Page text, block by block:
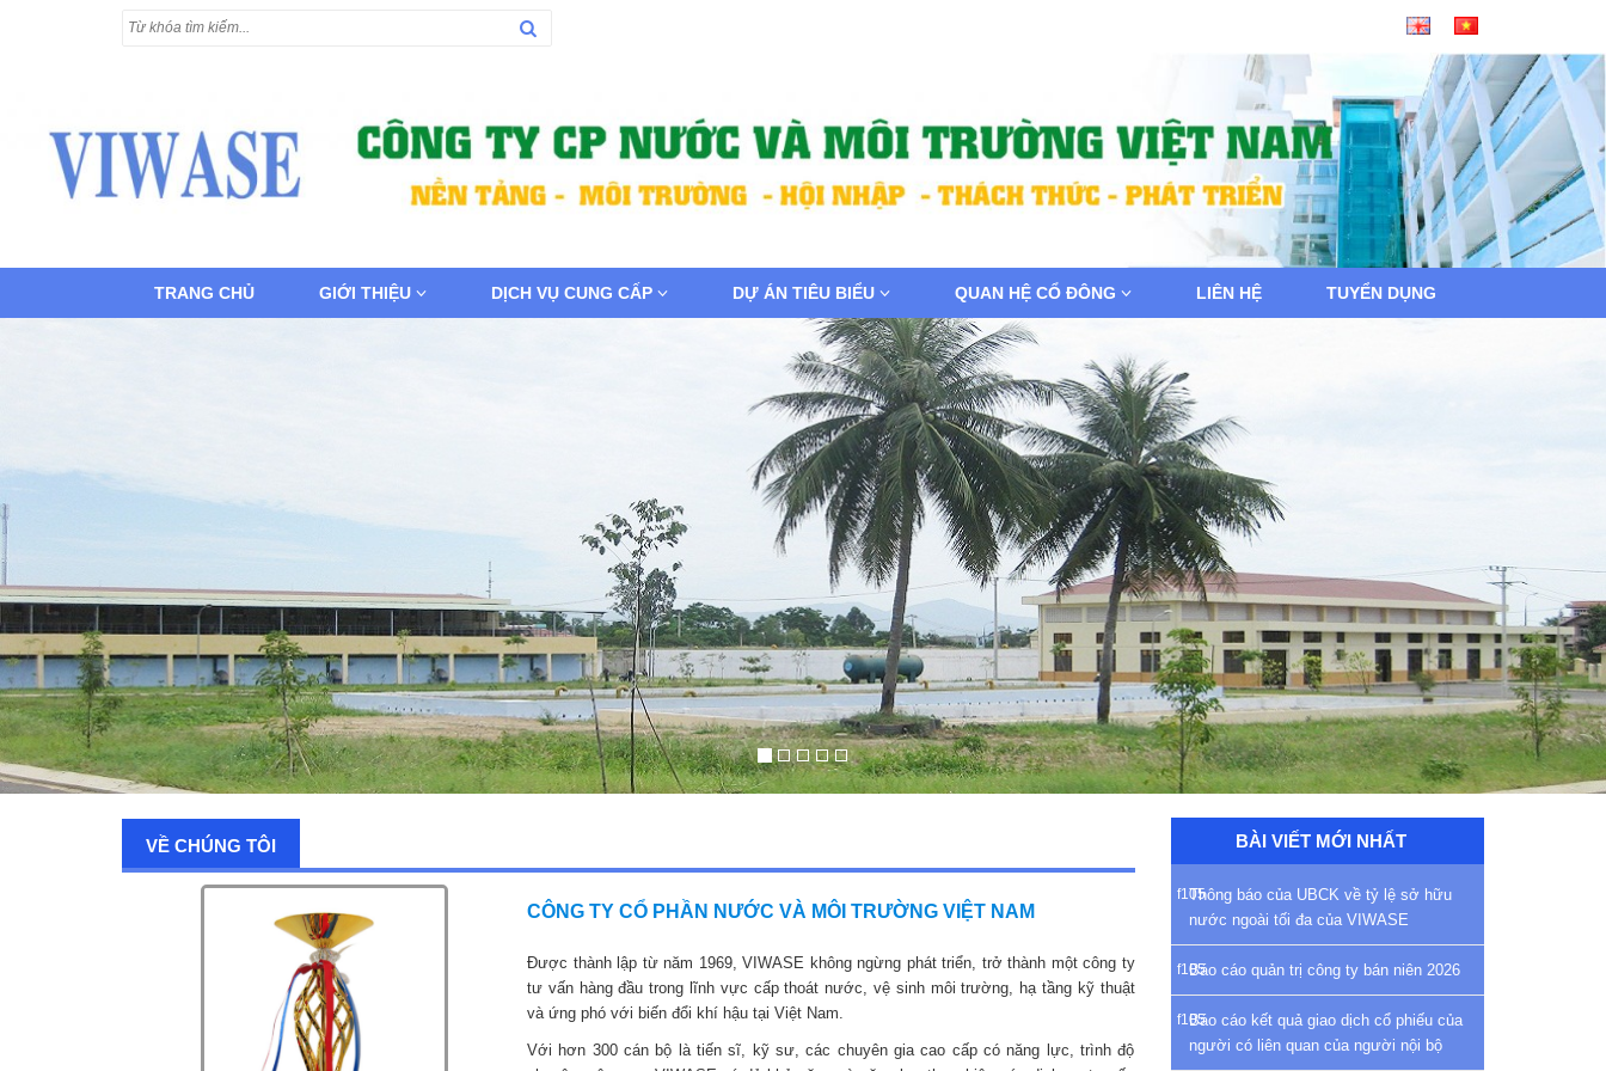
TRANG CHỦ GIỚI THIỆU DỊCH VỤ CUNG CẤP DỰ ÁN TIÊU BIỂU QUAN HỆ CỔ ĐÔNG LIÊN HỆ TUYỂN DỤNG
VỀ CHÚNG TÔI
CÔNG TY CỔ PHẦN NƯỚC VÀ MÔI TRƯỜNG VIỆT NAM
Được thành lập từ năm 1969, VIWASE không ngừng phát triển, trở thành một công ty
tư vấn hàng đầu trong lĩnh vực cấp thoát nước, vệ sinh môi trường, hạ tầng kỹ thuật
và ứng phó với biến đổi khí hậu tại Việt Nam.
Với hơn 300 cán bộ là tiến sĩ, kỹ sư, các chuyên gia cao cấp có năng lực, trình độ
BÀI VIẾT MỚI NHẤT
Thông báo của UBCK về tỷ lệ sở hữu
nước ngoài tối đa của VIWASE
Báo cáo quản trị công ty bán niên 2026
Báo cáo kết quả giao dịch cổ phiếu của
người có liên quan của người nội bộ